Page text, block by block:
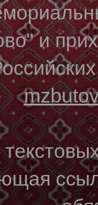
и